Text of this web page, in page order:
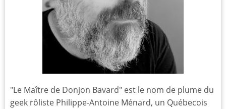
"Le Maître de Donjon Bavard" est le nom de plume du
geek rôliste Philippe-Antoine Ménard, un Québecois